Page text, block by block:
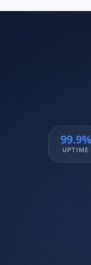
99.9%
UPTIME